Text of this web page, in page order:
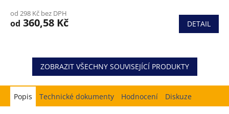
od 298 Kč bez DPH
od 360,58 Kč DETAIL
ZOBRAZIT VŠECHNY SOUVISEJÍCÍ PRODUKTY
Popis Hodnocení Diskuze